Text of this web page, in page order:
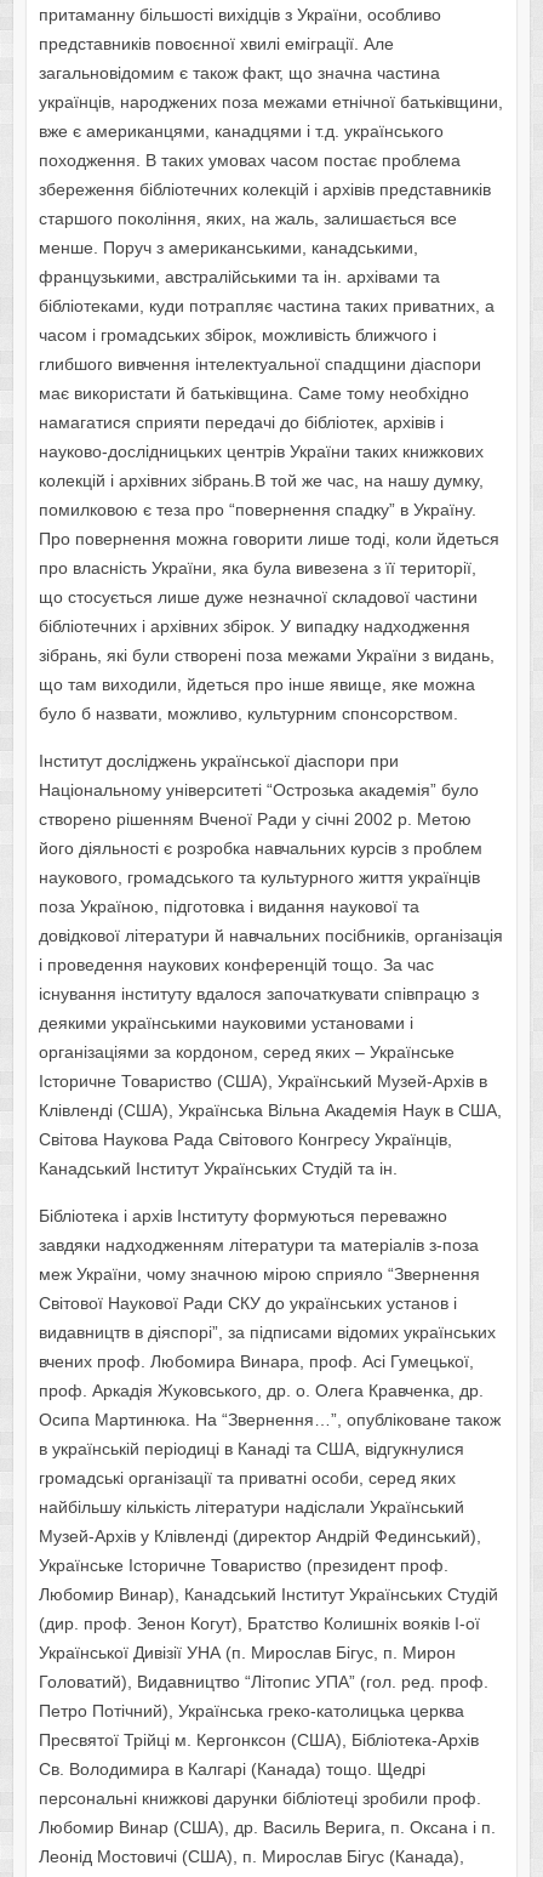
притаманну більшості вихідців з України, особливо
представників повоєнної хвилі еміграції. Але
загальновідомим є також факт, що значна частина
українців, народжених поза межами етнічної батьківщини,
вже є американцями, канадцями і т.д. українського
походження. В таких умовах часом постає проблема
збереження бібліотечних колекцій і архівів представників
старшого покоління, яких, на жаль, залишається все
менше. Поруч з американськими, канадськими,
французькими, австралійськими та ін. архівами та
бібліотеками, куди потрапляє частина таких приватних, а
часом і громадських збірок, можливість ближчого і
глибшого вивчення інтелектуальної спадщини діаспори
має використати й батьківщина. Саме тому необхідно
намагатися сприяти передачі до бібліотек, архівів і
науково-дослідницьких центрів України таких книжкових
колекцій і архівних зібрань.В той же час, на нашу думку,
помилковою є теза про “повернення спадку” в Україну.
Про повернення можна говорити лише тоді, коли йдеться
про власність України, яка була вивезена з її території,
що стосується лише дуже незначної складової частини
бібліотечних і архівних збірок. У випадку надходження
зібрань, які були створені поза межами України з видань,
що там виходили, йдеться про інше явище, яке можна
було б назвати, можливо, культурним спонсорством.
Інститут досліджень української діаспори при
Національному університеті “Острозька академія” було
створено рішенням Вченої Ради у січні 2002 р. Метою
його діяльності є розробка навчальних курсів з проблем
наукового, громадського та культурного життя українців
поза Україною, підготовка і видання наукової та
довідкової літератури й навчальних посібників, організація
і проведення наукових конференцій тощо. За час
існування інституту вдалося започаткувати співпрацю з
деякими українськими науковими установами і
організаціями за кордоном, серед яких – Українське
Історичне Товариство (США), Український Музей-Архів в
Клівленді (США), Українська Вільна Академія Наук в США,
Світова Наукова Рада Світового Конгресу Українців,
Канадський Інститут Українських Студій та ін.
Бібліотека і архів Інституту формуються переважно
завдяки надходженням літератури та матеріалів з-поза
меж України, чому значною мірою сприяло “Звернення
Світової Наукової Ради СКУ до українських установ і
видавництв в діяспорі”, за підписами відомих українських
вчених проф. Любомира Винара, проф. Асі Гумецької,
проф. Аркадія Жуковського, др. о. Олега Кравченка, др.
Осипа Мартинюка. На “Звернення…”, опубліковане також
в українській періодиці в Канаді та США, відгукнулися
громадські організації та приватні особи, серед яких
найбільшу кількість літератури надіслали Український
Музей-Архів у Клівленді (директор Андрій Фединський),
Українське Історичне Товариство (президент проф.
Любомир Винар), Канадський Інститут Українських Студій
(дир. проф. Зенон Когут), Братство Колишніх вояків І-ої
Української Дивізії УНА (п. Мирослав Бігус, п. Мирон
Головатий), Видавництво “Літопис УПА” (гол. ред. проф.
Петро Потічний), Українська греко-католицька церква
Пресвятої Трійці м. Кергонксон (США), Бібліотека-Архів
Св. Володимира в Калгарі (Канада) тощо. Щедрі
персональні книжкові дарунки бібліотеці зробили проф.
Любомир Винар (США), др. Василь Верига, п. Оксана і п.
Леонід Мостовичі (США), п. Мирослав Бігус (Канада),